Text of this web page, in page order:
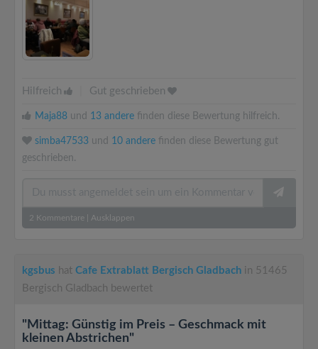
Hilfreich Gut geschrieben
Maja88 und 13 andere finden diese Bewertung hilfreich.
simba47533 und 10 andere finden diese Bewertung gut
geschrieben.
2 Kommentare Ausklappen
kgsbus hat Cafe Extrablatt Bergisch Gladbach in 51465
Bergisch Gladbach bewertet
"Mittag: Günstig im Preis – Geschmack mit
kleinen Abstrichen"